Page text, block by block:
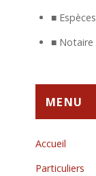
■ Espèces
■ Notaire
MENU
Accueil
Particuliers